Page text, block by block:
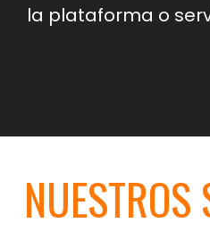
la plataforma o
NUESTROS